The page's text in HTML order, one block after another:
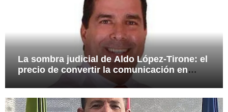
La sombra judicial de Aldo López-Tirone: el
precio de convertir la comunicación en